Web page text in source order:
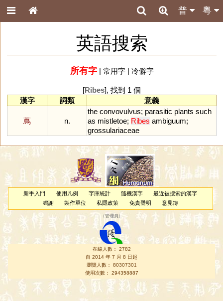
粵
普
英語搜索
所有字| 常用字| 冷僻字
[Ribes], 找到 1 個
漢字
詞類 意義
蔦 n.
the convovulvus; parasitic plants such
as mistletoe; Ribes ambiguum;
grossulariaceae
新手入門 使用凡例 字庫統計 隨機漢字
最近被搜索的漢字
鳴謝
製作單位 私隱政策 免責聲明 意見簿
（管理員 ）
在線人數： 2782
自 2014 年 7 月 8 日起
瀏覽人數： 80307301
使用次數： 294358887